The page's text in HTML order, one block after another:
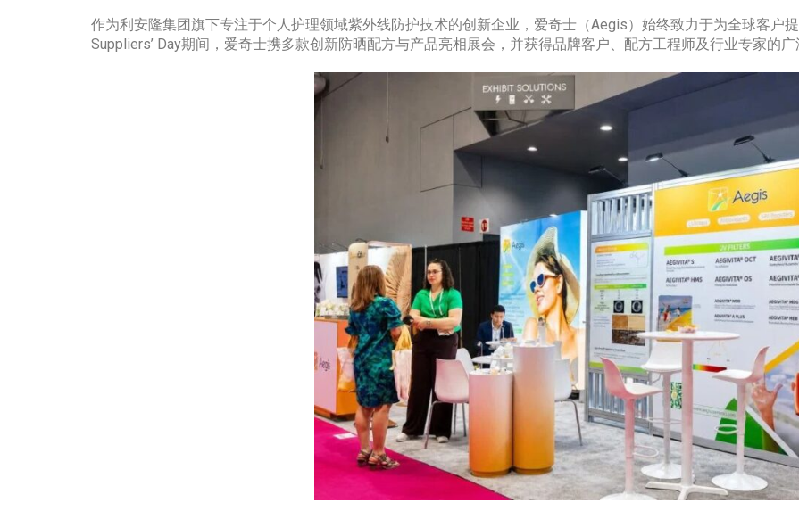
作为利安隆集团旗下专注于个人护理领域紫外线防护技术的创新企业，爱奇士（Aegis）始终致力于为全球客户
Suppliers’ Day期间，爱奇士携多款创新防晒配方与产品亮相展会，并获得品牌客户、配方工程师及行业专家的广